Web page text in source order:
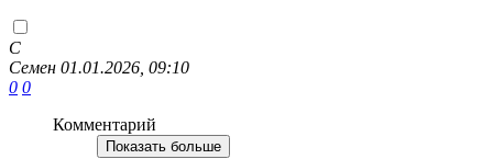
С
Семен 01.01.2026, 09:10
0 0
Комментарий
Показать больше